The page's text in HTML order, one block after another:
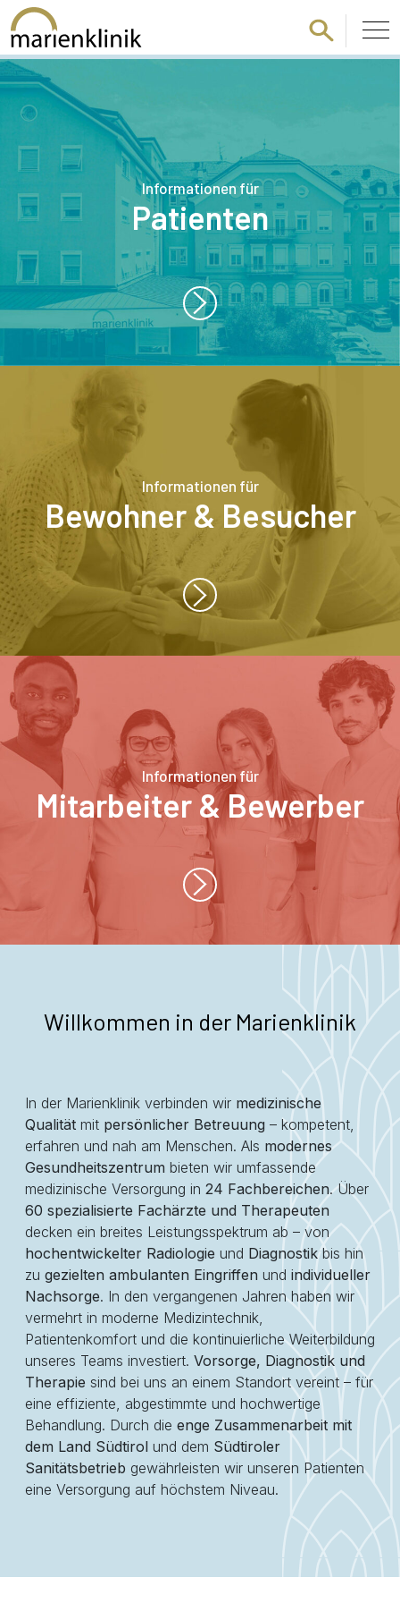
Zum Hauptinhalt springen
Informationen für
Patienten
Informationen für
Bewohner & Besucher
Informationen für
Mitarbeiter & Bewerber
Willkommen in der Marienklinik
In der Marienklinik verbinden wir medizinische
Qualität mit persönlicher Betreuung – kompetent,
erfahren und nah am Menschen. Als modernes
Gesundheitszentrum bieten wir umfassende
medizinische Versorgung in 24 Fachbereichen. Über
60 spezialisierte Fachärzte und Therapeuten
decken ein breites Leistungsspektrum ab – von
hochentwickelter Radiologie und Diagnostikbis hin
zu gezielten ambulanten Eingriffen und individueller
Nachsorge. In den vergangenen Jahren haben wir
vermehrt in moderne Medizintechnik,
Patientenkomfort und die kontinuierliche Weiterbildung
unseres Teams investiert. Vorsorge, Diagnostik und
Therapie sind bei uns an einem Standort vereint – für
eine effiziente, abgestimmte und hochwertige
Behandlung. Durch die enge Zusammenarbeit mit
dem Land Südtirol und dem Südtiroler
Sanitätsbetrieb gewährleisten wir unseren Patienten
eine Versorgung auf höchstem Niveau.